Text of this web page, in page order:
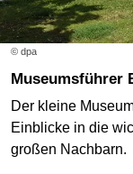
© dpa
Der kleine
Einblicke in die
großen Nachbarn.